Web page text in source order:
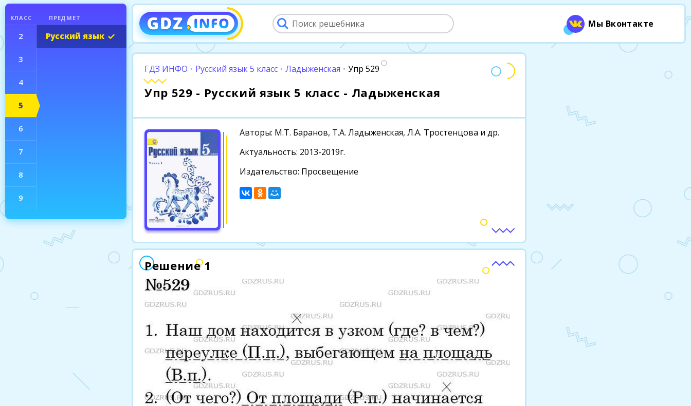
ГДЗ ИНФО • Русский язык 5 класс • Ладыженская • Упр 529
Упр 529 - Русский язык 5 класс - Ладыженская
Авторы: М.Т. Баранов, Т.А. Ладыженская, Л.А. Тростенцова и др.
Актуальность: 2013-2019г.
Издательство: Просвещение
Решение 1
КЛАСС ПРЕДМЕТ
2
3
4
5
Русский язык
6
7
8
9
Мы Вконтакте